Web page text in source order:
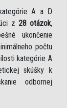
A a D
z 28 otázok,
ukončenie
počtu
kategórie A
skúšky k
odbornej